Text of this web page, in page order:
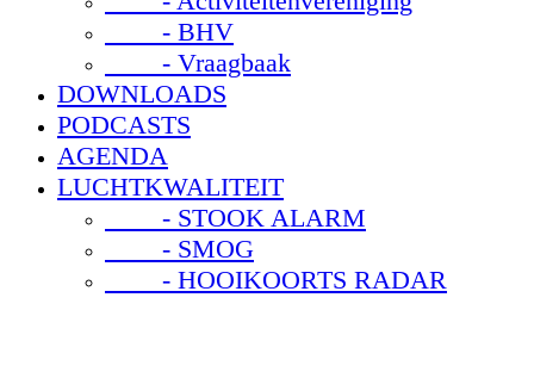
- BHV
- Vraagbaak
DOWNLOADS
PODCASTS
AGENDA
LUCHTKWALITEIT
- STOOK ALARM
- SMOG
- HOOIKOORTS RADAR